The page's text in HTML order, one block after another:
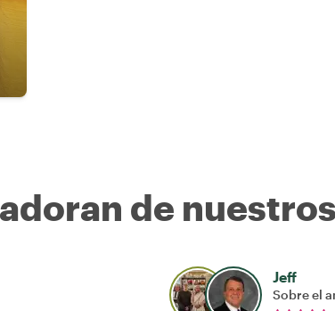
de
Jeff
Sobre el